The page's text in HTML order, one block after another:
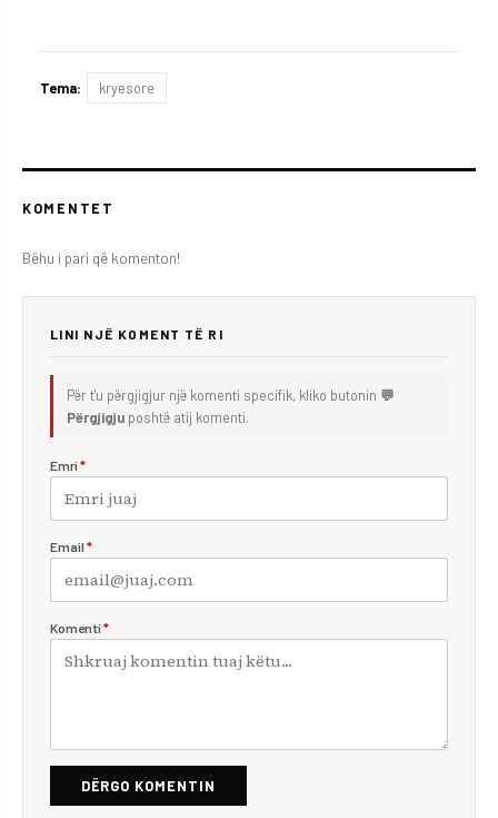
Tema: kryesore
KOMENTET
Bëhu i pari që komenton!
LINI NJË KOMENT TË RI
Për t'u përgjigjur një komenti specifik, kliko butonin 💬
Përgjigju poshtë atij komenti.
Emri *
Email *
Komenti *
DËRGO KOMENTIN